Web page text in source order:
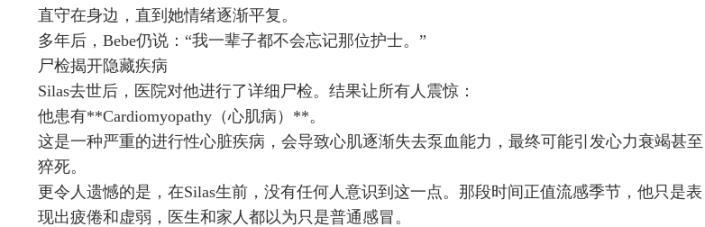
直守在身边，直到她情绪逐渐平复。
多年后，Bebe仍说：“我一辈子都不会忘记那位护士。”
尸检揭开隐藏疾病
Silas去世后，医院对他进行了详细尸检。结果让所有人震惊：
他患有**Cardiomyopathy（心肌病）**。
这是一种严重的进行性心脏疾病，会导致心肌逐渐失去泵血能力，最终可能引发心力衰竭甚至
猝死。
更令人遗憾的是，在Silas生前，没有任何人意识到这一点。那段时间正值流感季节，他只是表
现出疲倦和虚弱，医生和家人都以为只是普通感冒。